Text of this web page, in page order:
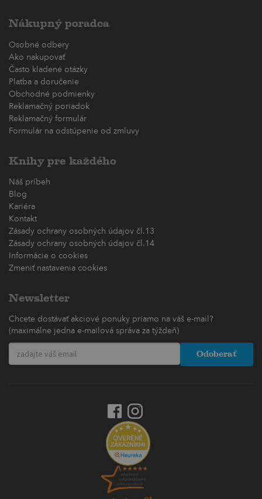
Nákupný poradca
Osobné odbery
Ako nakupovať
Často kladené otázky
Platba a doručenie
Obchodné podmienky
Reklamačný poriadok
Reklamačný formulár
Formulár na odstúpenie od zmluvy
Knihy pre každého
Náš príbeh
Blog
Kariéra
Kontakt
Zásady ochrany osobných údajov čl.13
Zásady ochrany osobných údajov čl.14
Informácie o cookies
Zmeniť nastavenia cookies
Newsletter
Chcete dostávať akciové ponuky priamo na váš e-mail?
(maximálne jedna e-mailová správa za týždeň)
Odoberať